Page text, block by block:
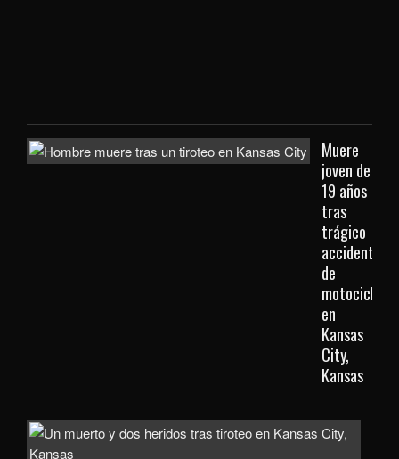
Muere
joven de
19 años
tras
trágico
accidente
de
motocicleta
en
Kansas
City,
Kansas